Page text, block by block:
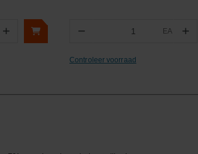
+ − EA +
Controleer voorraad